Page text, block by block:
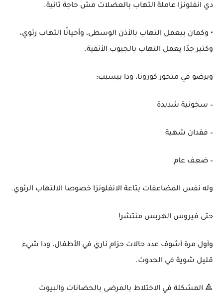
دي انفلونزا عاملة التهاب بالعضلات مش حاجة تانية.
• وكمان بيعمل التهاب بالأذن الوسطى، وأحيانًا التهاب رئوي،
وكتير جدًا يعمل التهاب بالجيوب الأنفية.
وبرضو في متحور كورونا، ودا بيسبب:
– سخونية شديدة
– فقدان شهية
– ضعف عام
وله نفس المضاعفات بتاعة الانفلونزا خصوصا الالتهاب الرئوي.
حتى فيروس الهربس منتشر!
وأول مرة أشوف عدد حالات حزام ناري في الأطفال، ودا شيء
قليل شوية في الحدوث.
🔺 المشكلة في الاختلاط بالمرضى بالحضانات والبيوت